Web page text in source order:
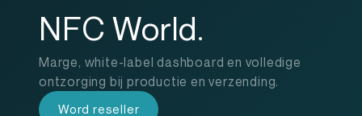
NFC World.
Marge, white-label dashboard en volledige
ontzorging bij productie en verzending.
Word reseller